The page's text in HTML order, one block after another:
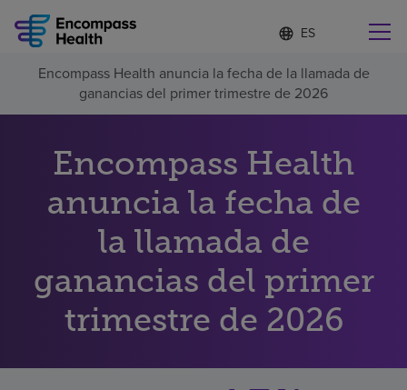
Lista
de
idiomas
contraída
d
o
m
a
l
e
c
c
i
o
a
o
Encuentre una localidad cerca de usted
Por qué debe elegirnos
Servicios de rehabilitación
Pacientes y cuidadores
Recursos de salud
Encompass Health anuncia la fecha de la llamada de
ganancias del primer trimestre de 2026
Encompass Health
anuncia la fecha de
la llamada de
ganancias del primer
trimestre de 2026